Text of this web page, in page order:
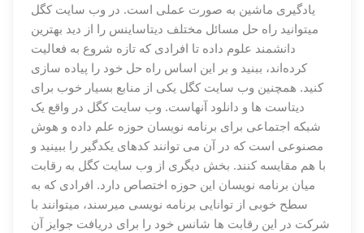
یادگیری ماشین به صورت عملی است. در وب سایت کگل
میتوانید راه حل مسائل مختلف دیتاساینس را از دید بهترین
دانشمند علوم داده تا افرادی که تازه شروع به فعالیت
کرده‌اند، ببنید و بر این اساس راه حل خود را پیاده سازی
کنید. همچنین وب سایت کگل یکی از منابع بسیار خوب برای
دیتاست ها و دانلود آنهاست. وب سایت کگل در واقع یک
شبکه اجتماعی برای برنامه نویسان حوزه علم داده و هوش
مصنوعی است که در آن می توانند کدهای یکدگیر را ببینید و
با هم مقایسه کنند. بخش دیگری از وب سایت کگل به رقابت
میان برنامه نویسان این حوزه اختصاص دارد. افرادی که به
سطح خوبی از توانایی برنامه نویسی میرسند، میتوانند با
شرکت در این رقابت ها شانس خود را برای دریافت جوایز آن